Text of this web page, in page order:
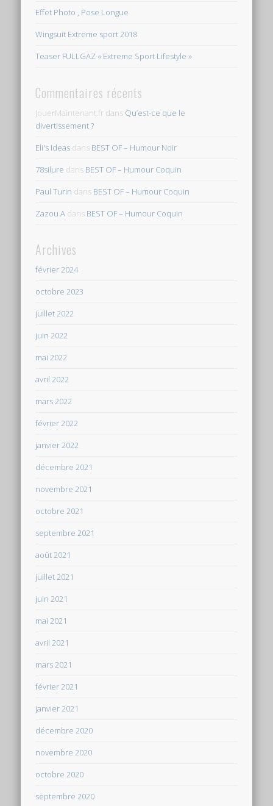
Effet Photo , Pose Longue
Wingsuit Extreme sport 2018
Teaser FULLGAZ « Extreme Sport Lifestyle »
Commentaires récents
JouerMaintenant.fr dans Qu’est-ce que le
divertissement ?
Eli's Ideas dans BEST OF – Humour Noir
78silure dans BEST OF – Humour Coquin
Paul Turin dans BEST OF – Humour Coquin
Zazou A dans BEST OF – Humour Coquin
Archives
février 2024
octobre 2023
juillet 2022
juin 2022
mai 2022
avril 2022
mars 2022
février 2022
janvier 2022
décembre 2021
novembre 2021
octobre 2021
septembre 2021
août 2021
juillet 2021
juin 2021
mai 2021
avril 2021
mars 2021
février 2021
janvier 2021
décembre 2020
novembre 2020
octobre 2020
septembre 2020